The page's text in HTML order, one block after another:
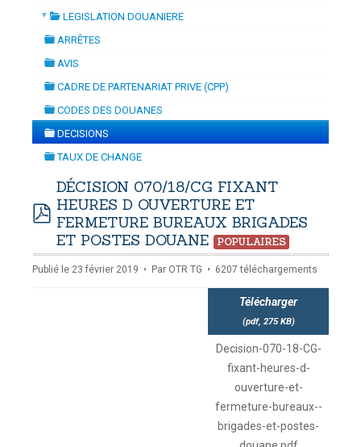
CADASTRE &
ACTUALITES
DOCUMENTATION
Toute la Documentation
CONTACT
Contactez OTR
-mardi, 14 juillet 2026 10:30
▼ LEGISLATION DOUANIERE
ARRÊTES
AVIS
CADRE DE PARTENARIAT PRIVE (CPP)
folder
CODES DES DOUANES
folder
DECISIONS
TAUX DE CHANGE
pdf
DÉCISION 070/18/CG FIXANT
HEURES D OUVERTURE ET
FERMETURE BUREAUX BRIGADES
ET POSTES DOUANE
POPULAIRES
Publié le 23 février 2019 Par OTR TG 6207 téléchargements
Télécharger
(pdf, 275 KB)
Decision-070-18-CG-
fixant-heures-d-
ouverture-et-
fermeture-bureaux--
brigades-et-postes-